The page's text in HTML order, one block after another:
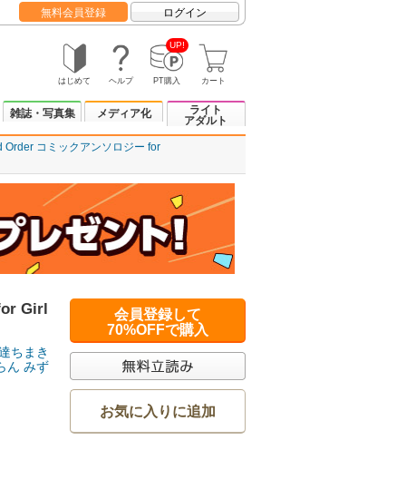
無料会員登録 ログイン
はじめて ヘルプ
UP!
PT購入 カート
雑誌・写真集 メディア化
ライト
アダルト
Order コミックアンソロジー for
Girl
ちまき
ん みず
会員登録して
70%OFFで購入
お気に入りに追加